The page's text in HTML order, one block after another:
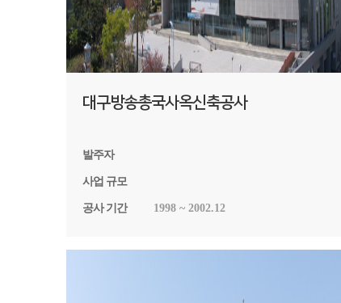
대구방송총국사옥신축공사
발주자
사업 규모
공사 기간 1998 ~ 2002.12